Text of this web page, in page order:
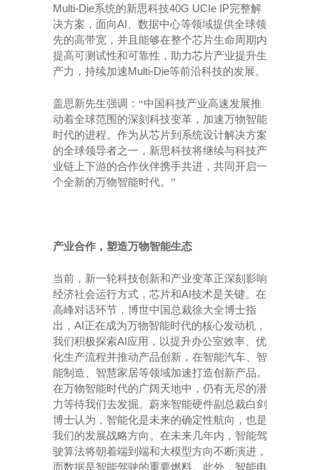
Multi-Die系统的新思科技40G UCIe IP完整解
决方案，面向AI、数据中心等领域提供全球领
先的高带宽，并且能够在整个芯片生命周期内
提高可测试性和可靠性，助力芯片产业提升生
产力，持续加速Multi-Die等前沿科技的发展。
盖思新先生强调： “中国科技产业高速发展推
动着全球范围的深刻科技变革，加速万物智能
时代的进程。作为从芯片到系统设计解决方案
的全球领导者之一，新思科技将继续与科技产
业链上下游的合作伙伴携手共进，共同开启一
个全新的万物智能时代。”
产业合作，塑造万物智能生态
当前，新一轮科技创新和产业变革正深刻影响
经济社会运行方式，芯片和AI技术是关键。在
高峰对话环节，博世中国总裁徐大全博士指
出， AI正在成为万物智能时代的核心发动机，
我们积极探索AI应用，以提升办公室效率、优
化生产流程并推动产品创新，在智能汽车、智
能制造、智慧家居等领域加速打造创新产品。
在万物智能时代的广阔天地中，仍有无尽的潜
力等待我们去发掘。蔚来智能硬件副总裁白剑
博士认为，智能化是未来的确定性航向，也是
我们的发展战略方向。在未来几年内，智能驾
驶算法将朝着端到端和大模型方向不断演进，
而数据是智能驾驶的重要燃料。此外，智能电